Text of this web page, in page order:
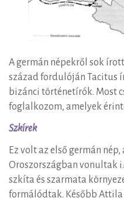
A germán népekről sok
század fordulóján Tacitus
bizánci történetírók. Most
foglalkozom, amelyek
Szkírek
Ez volt az első germán
Oroszországban vonultak
szkíta és szarmata
formálódtak. Később